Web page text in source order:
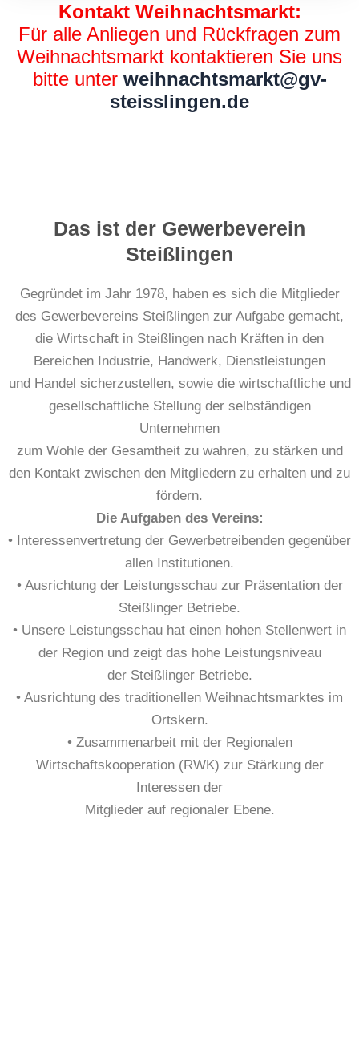
Kontakt Weihnachtsmarkt:
Für alle Anliegen und Rückfragen zum
Weihnachtsmarkt kontaktieren Sie uns
bitte unter weihnachtsmarkt@gv-
steisslingen.de
Das ist der Gewerbeverein
Steißlingen
Gegründet im Jahr 1978, haben es sich die Mitglieder
des Gewerbevereins Steißlingen zur Aufgabe gemacht,
die Wirtschaft in Steißlingen nach Kräften in den
Bereichen Industrie, Handwerk, Dienstleistungen
und Handel sicherzustellen, sowie die wirtschaftliche und
gesellschaftliche Stellung der selbständigen
Unternehmen
zum Wohle der Gesamtheit zu wahren, zu stärken und
den Kontakt zwischen den Mitgliedern zu erhalten und zu
fördern.
Die Aufgaben des Vereins:
• Interessenvertretung der Gewerbetreibenden gegenüber
allen Institutionen.
• Ausrichtung der Leistungsschau zur Präsentation der
Steißlinger Betriebe.
• Unsere Leistungsschau hat einen hohen Stellenwert in
der Region und zeigt das hohe Leistungsniveau
der Steißlinger Betriebe.
• Ausrichtung des traditionellen Weihnachtsmarktes im
Ortskern.
• Zusammenarbeit mit der Regionalen
Wirtschaftskooperation (RWK) zur Stärkung der
Interessen der
Mitglieder auf regionaler Ebene.